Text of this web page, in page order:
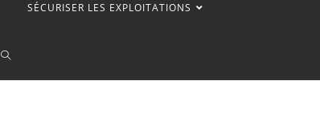
SÉCURISER LES EXPLOITATIONS
TOGGLE